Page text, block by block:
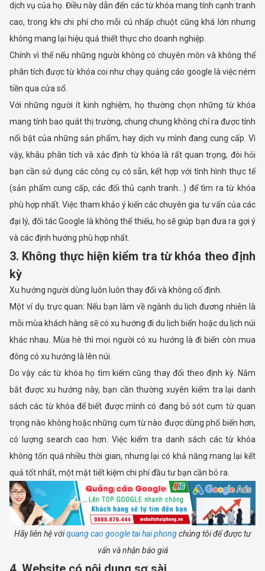
dịch vụ của họ. Điều này dẫn đến các từ khóa mang tính cạnh tranh
cao, trong khi chi phí cho mỗi cú nhấp chuột cũng khá lớn nhưng
không mang lại hiệu quả thiết thực cho doanh nghiệp.
Chính vì thế nếu những người không có chuyên môn và không thể
phân tích được từ khóa coi như chạy quảng cáo google là việc ném
tiền qua cửa sổ.
Với những người ít kinh nghiệm, họ thường chọn những từ khóa
mang tính bao quát thị trường, chung chung không chỉ ra được tính
nổi bật của những sản phẩm, hay dịch vụ mình đang cung cấp. Vì
vậy, khâu phân tích và xác định từ khóa là rất quan trọng, đòi hỏi
bạn cần sử dụng các công cụ có sẵn, kết hợp với tình hình thực tế
(sản phẩm cung cấp, các đối thủ cạnh tranh…) để tìm ra từ khóa
phù hợp nhất. Việc tham khảo ý kiến các chuyên gia tư vấn của các
đại lý, đối tác Google là không thể thiếu, họ sẽ giúp bạn đưa ra gợi ý
và các định hướng phù hợp nhất.
3. Không thực hiện kiểm tra từ khóa theo định
kỳ
Xu hướng người dùng luôn luôn thay đổi và không cố định.
Một ví dụ trực quan: Nếu bạn làm về ngành du lịch đương nhiên là
mỗi mùa khách hàng sẽ có xu hướng đi du lịch biển hoặc du lịch núi
khác nhau. Mùa hè thì mọi người có xu hướng là đi biển còn mua
đông có xu hướng là lên núi.
Do vậy các từ khóa họ tìm kiếm cũng thay đổi theo định kỳ. Nắm
bắt được xu hướng này, bạn cần thường xuyên kiểm tra lại danh
sách các từ khóa để biết được mình có đang bỏ sót cụm từ quan
trọng nào không hoặc những cụm từ nào được dùng phổ biến hơn,
có lượng search cao hơn. Việc kiểm tra danh sách các từ khóa
không tốn quá nhiều thời gian, nhưng lại có khả năng mang lại kết
quả tốt nhất, một mặt tiết kiệm chi phí đầu tư bạn cần bỏ ra.
Hãy liên hệ vớiquang cao google tai hai phongchúng tôi để được tư
vấn và nhận báo giá